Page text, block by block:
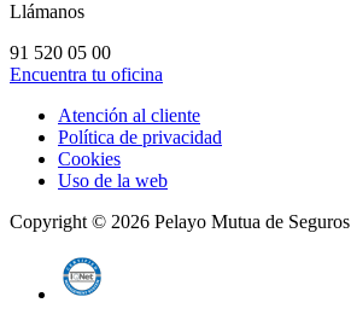
Llámanos
91 520 05 00
Encuentra tu oficina
Atención al cliente
Política de privacidad
Cookies
Uso de la web
Copyright © 2026 Pelayo Mutua de Seguros